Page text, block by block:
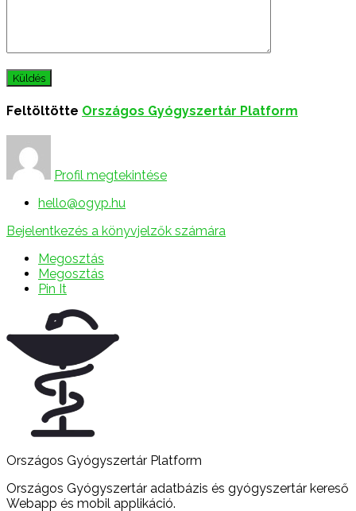
Feltöltötte Országos Gyógyszertár Platform
Profil megtekintése
hello@ogyp.hu
Bejelentkezés a könyvjelzők számára
Megosztás
Megosztás
Pin It
Országos Gyógyszertár Platform
Országos Gyógyszertár adatbázis és gyógyszertár kereső
Webapp és mobil applikáció.